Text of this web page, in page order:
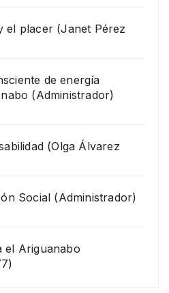
el placer (Janet Pérez
de energía
(Administrador)
(Olga Álvarez
Social (Administrador)
el Ariguanabo